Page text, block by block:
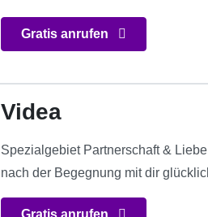
Gratis anrufen
Videa
Spezialgebiet Partnerschaft &
nach der Begegnung mit dir
Gratis anrufen